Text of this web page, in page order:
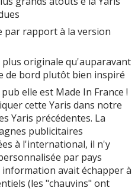
par rapport à la version
originale qu'auparavant
de bord plutôt bien inspiré
elle est Made In France !
cette Yaris dans notre
Yaris précédentes. La
publicitaires
à l'international, il n'y
par pays
avait échapper à
(les "chauvins" ont